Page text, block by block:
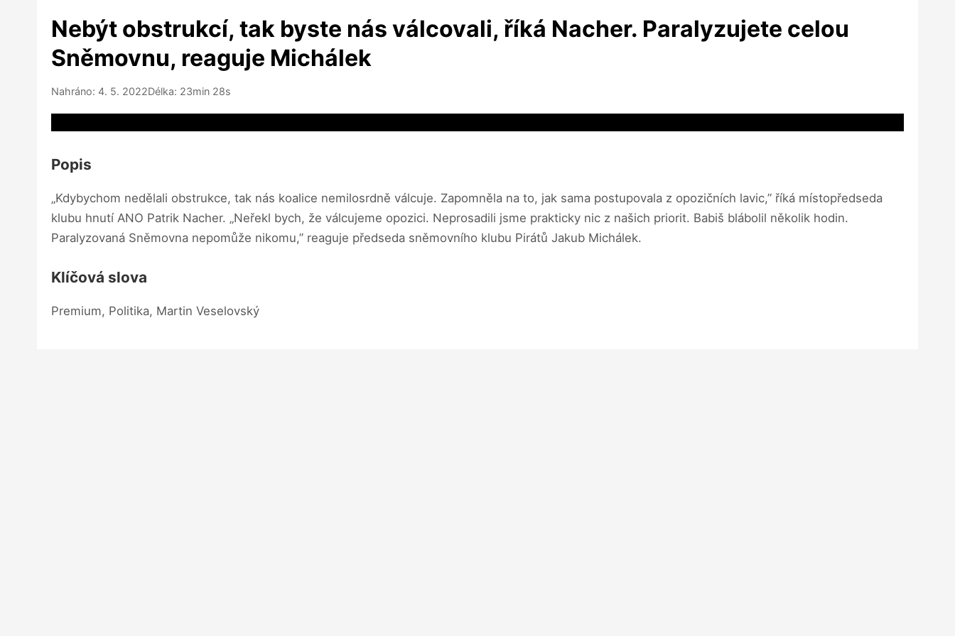
Nebýt obstrukcí, tak byste nás válcovali, říká Nacher. Paralyzujete celou
Sněmovnu, reaguje Michálek
Nahráno: 4. 5. 2022Délka: 23min 28s
Popis
„Kdybychom nedělali obstrukce, tak nás koalice nemilosrdně válcuje. Zapomněla na to, jak sama postupovala z opozičních lavic,” říká místopředseda
klubu hnutí ANO Patrik Nacher. „Neřekl bych, že válcujeme opozici. Neprosadili jsme prakticky nic z našich priorit. Babiš blábolil několik hodin.
Paralyzovaná Sněmovna nepomůže nikomu,” reaguje předseda sněmovního klubu Pirátů Jakub Michálek.
Klíčová slova
Premium, Politika, Martin Veselovský